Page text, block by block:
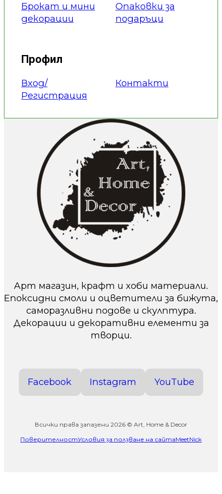
Арт магазин, крафт и хоби материали.
Епоксидни смоли и оцветители за бижута,
саморазливни подове и скулптура.
Декорации и декоративни елементи за
творци.
Facebook Instagram YouTube
Всички права запазени 2026 © Art, Home & Decor
ПоверителностУсловия за ползване на сайтаMeetNick
Брокат и мини
декорации
Опаковки за
подаръци
Профил
Вход/
Регистрация
Контакти